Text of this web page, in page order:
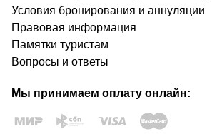
Условия бронирования и аннуляции
Правовая информация
Памятки туристам
Вопросы и ответы
Мы принимаем оплату онлайн: